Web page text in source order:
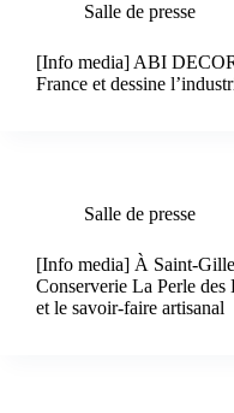
Salle de presse
[Info media] ABI
France et dessine
Salle de presse
[Info media] À Saint-
Conserverie La Perle
et le savoir-faire artisanal